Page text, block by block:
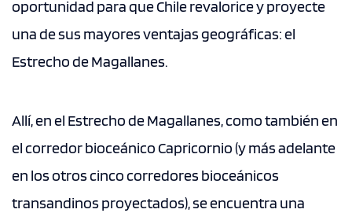
oportunidad para que Chile revalorice y proyecte
una de sus mayores ventajas geográficas: el
Estrecho de Magallanes.
Allí, en el Estrecho de Magallanes, como también en
el corredor bioceánico Capricornio (y más adelante
en los otros cinco corredores bioceánicos
transandinos proyectados), se encuentra una